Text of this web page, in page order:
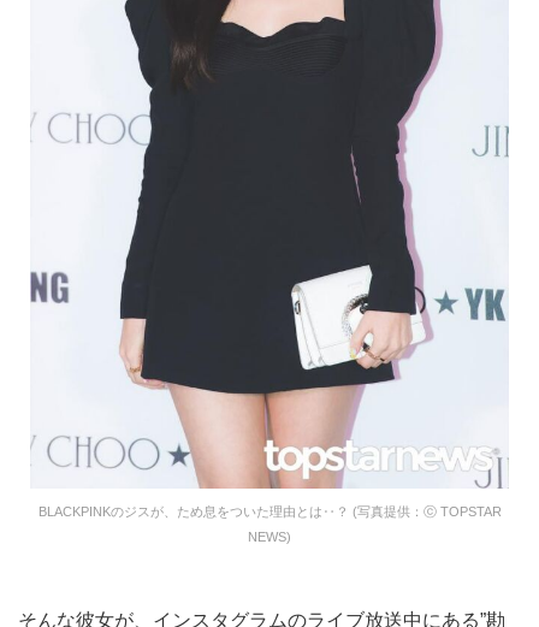
BLACKPINKのジスが、ため息をついた理由とは‥？ (写真提供：ⓒ TOPSTAR
NEWS)
そんな彼女が、インスタグラムのライブ放送中にある”勘